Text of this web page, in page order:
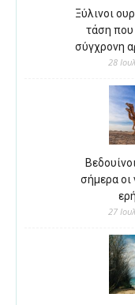
Ξύλινοι
τάση που
σύγχρονη
28
σήμερα οι
27